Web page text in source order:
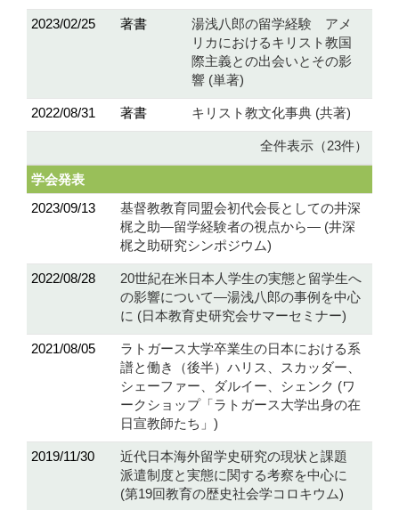
2023/02/25 著書
湯浅八郎の留学経験 アメ
リカにおけるキリスト教国
際主義との出会いとその影
響 (単著)
2022/08/31 著書 キリスト教文化事典 (共著)
全件表示（23件）
学会発表
2023/09/13
基督教教育同盟会初代会長としての井深
梶之助―留学経験者の視点から― (井深
梶之助研究シンポジウム)
2022/08/28
20世紀在米日本人学生の実態と留学生へ
の影響について―湯浅八郎の事例を中心
に (日本教育史研究会サマーセミナー)
2021/08/05
ラトガース大学卒業生の日本における系
譜と働き（後半）ハリス、スカッダー、
シェーファー、ダルイー、シェンク (ワ
ークショップ「ラトガース大学出身の在
日宣教師たち」)
2019/11/30
近代日本海外留学史研究の現状と課題
派遣制度と実態に関する考察を中心に
(第19回教育の歴史社会学コロキウム)